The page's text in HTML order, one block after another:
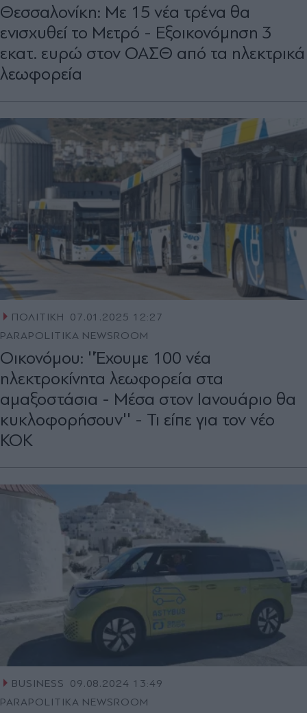
Θεσσαλονίκη: Με 15 νέα τρένα θα
ενισχυθεί το Μετρό - Εξοικονόμηση 3
εκατ. ευρώ στον ΟΑΣΘ από τα ηλεκτρικά
λεωφορεία
ΠΟΛΙΤΙΚΗ
07.01.2025 12:27
PARAPOLITIKA NEWSROOM
Οικονόμου: ''Έχουμε 100 νέα
ηλεκτροκίνητα λεωφορεία στα
αμαξοστάσια - Μέσα στον Ιανουάριο θα
κυκλοφορήσουν'' - Τι είπε για τον νέο
ΚΟΚ
BUSINESS
09.08.2024 13:49
PARAPOLITIKA NEWSROOM